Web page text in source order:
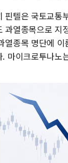
핀텔은 국토교통
과열종목으로 지
열종목 명단에
. 마이크로투나노